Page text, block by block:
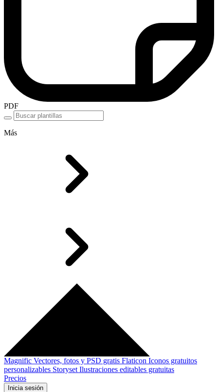
PDF
Más
Magnific Vectores, fotos y PSD gratis Flaticon Iconos gratuitos
personalizables Storyset Ilustraciones editables gratuitas
Precios
Inicia sesión